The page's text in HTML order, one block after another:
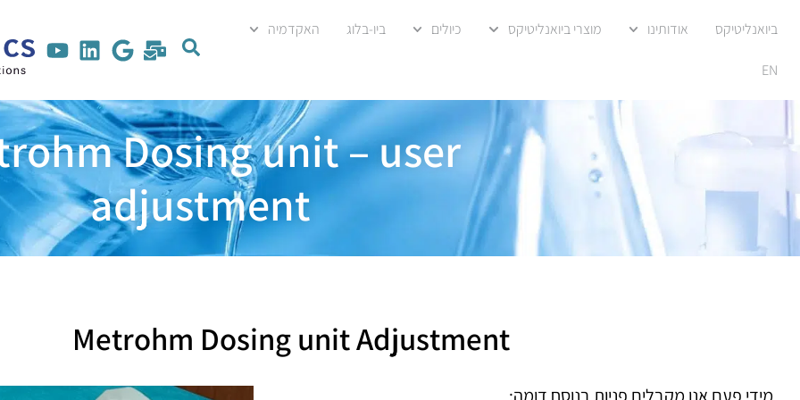
ביואנליטיקס אודותינו מוצרי ביואנליטיקס כיולים ביו-בלוג האקדמיה
EN
Dosing unit – user
adjustment
Metrohm Dosing unit Adjustment
מידי פעם אנו מקבלים פניות בנוסח דומה: